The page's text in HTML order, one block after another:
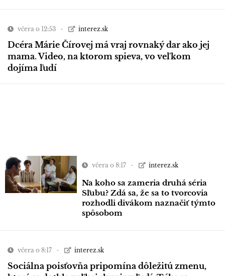
včera o 12:53 interez.sk
Dcéra Márie Čírovej má vraj rovnaký dar ako jej
mama. Video, na ktorom spieva, vo veľkom
dojíma ľudí
včera o 8:17 interez.sk
Na koho sa zameria druhá séria
Sľubu? Zdá sa, že sa to tvorcovia
rozhodli divákom naznačiť týmto
spôsobom
včera o 8:17 interez.sk
Sociálna poisťovňa pripomína dôležitú zmenu,